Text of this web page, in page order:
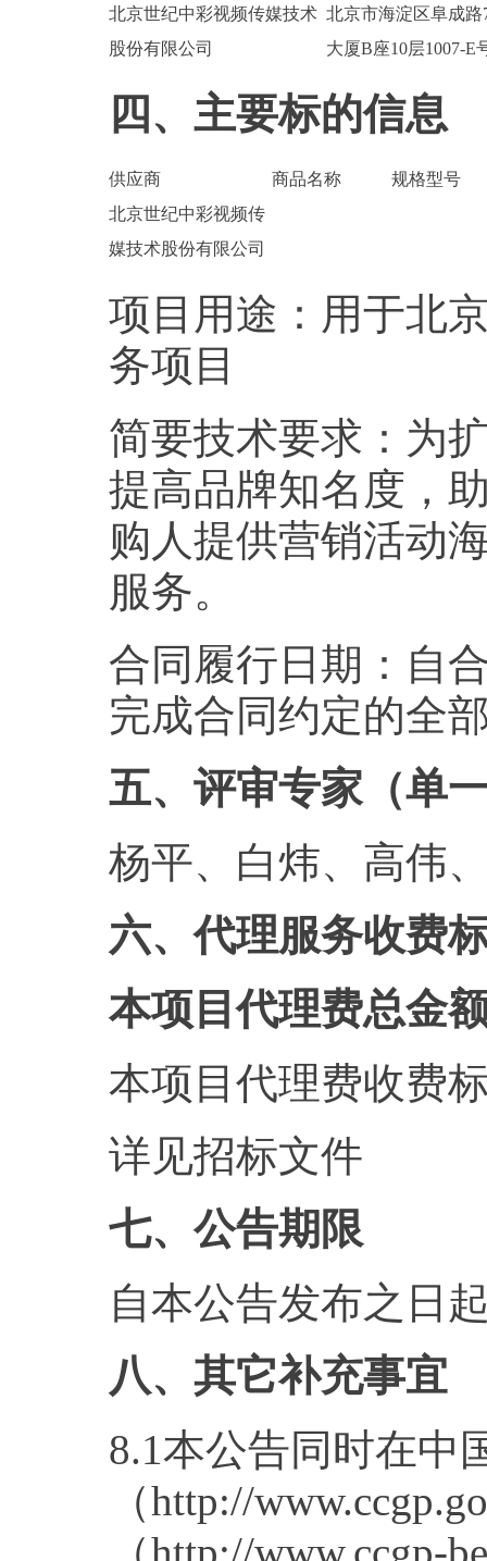
北京世纪中彩视频传媒技术
股份有限公司
北京市海淀区阜成路
大厦B座10层1007-E
四、主要标的信息
供应商 商品名称
规格型号
北京世纪中彩视频传
媒技术股份有限公司
项目用途：用于北
务项目
简要技术要求：为
提高品牌知名度，
购人提供营销活动
服务。
合同履行日期：自
完成合同约定的全
五、评审专家（单
杨平、白炜、高伟
六、代理服务收费
本项目代理费总金
本项目代理费收费
详见招标文件
七、公告期限
自本公告发布之日
八、其它补充事宜
8.1本公告同时在中
（http://